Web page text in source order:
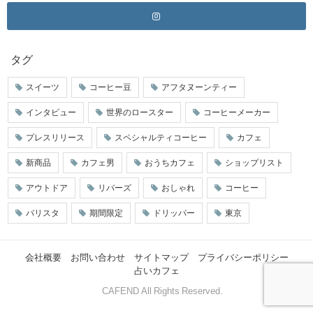
タグ
スイーツ コーヒー豆 アフタヌーンティー
インタビュー 世界のロースター コーヒーメーカー
プレスリリース スペシャルティコーヒー カフェ
新商品 カフェ男 おうちカフェ ショップリスト
アウトドア リバーズ おしゃれ コーヒー
バリスタ 期間限定 ドリッパー 東京
会社概要 お問い合わせ サイトマップ
プライバシーポリシー
占いカフェ
© CAFEND All Rights Reserved.